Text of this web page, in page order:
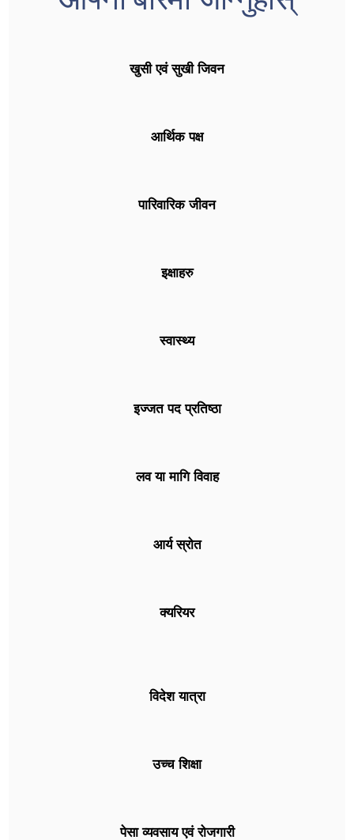
खुसी एवं सुखी जिवन
आर्थिक पक्ष
पारिवारिक जीवन
इक्षाहरु
स्वास्थ्य
इज्जत पद प्रतिष्ठा
लव या मागि विवाह
आर्य स्रोत
क्यरियर
विदेश यात्रा
उच्च शिक्षा
पेसा व्यवसाय एवं रोजगारी